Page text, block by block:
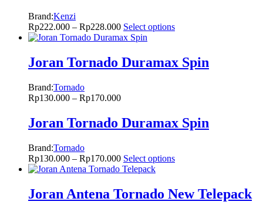
Brand:Kenzi
Rp222.000 – Rp228.000 Select options
Joran Tornado Duramax Spin
Brand:Tornado
Rp130.000 – Rp170.000
Joran Tornado Duramax Spin
Brand:Tornado
Rp130.000 – Rp170.000 Select options
Joran Antena Tornado New Telepack